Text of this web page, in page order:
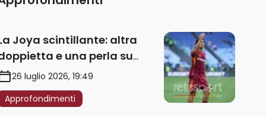
Joya scintillante: altra
e una perla su
– VIDEO
26 luglio 2026, 19:49
Approfondimenti